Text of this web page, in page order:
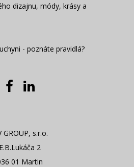
dizajnu, módy, krásy a
- poznáte pravidlá?
GROUP, s.r.o.
E.B.Lukáča 2
01 Martin